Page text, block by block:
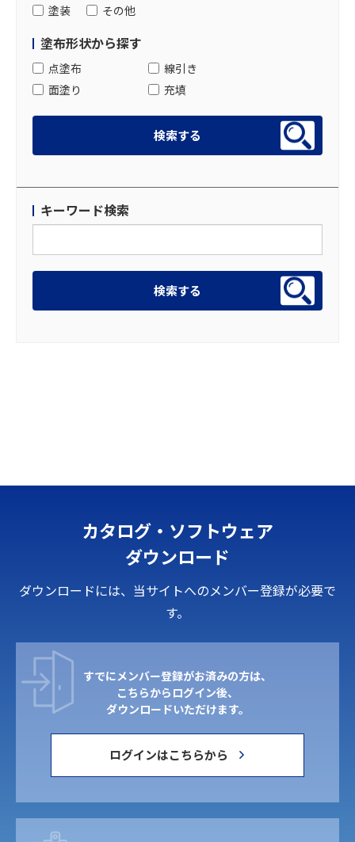
塗装 その他
塗布形状から探す
点塗布
線引き
面塗り
充填
キーワード検索
カタログ・ソフトウェア
ダウンロード
ダウンロードには、当サイトへのメンバー登録が必要で
す。
すでにメンバー登録がお済みの方は、
こちらからログイン後、
ダウンロードいただけます。
ログインはこちらから